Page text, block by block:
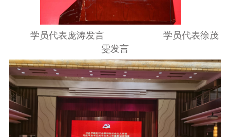
学员代表庞涛发言
学员代表徐茂
雯发言